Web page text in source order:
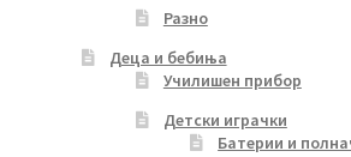
Разно
Деца и бебиња
Училишен прибор
Детски играчки
Батерии и